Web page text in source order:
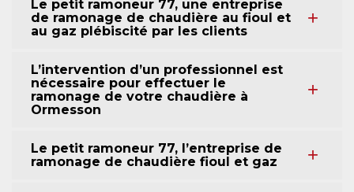
Le petit ramoneur 77, une entreprise
de ramonage de chaudière au fioul et
au gaz plébiscité par les clients
L’intervention d’un professionnel est
nécessaire pour effectuer le
ramonage de votre chaudière à
Ormesson
Le petit ramoneur 77, l’entreprise de
ramonage de chaudière fioul et gaz